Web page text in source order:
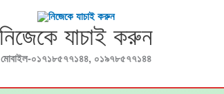
নিজেকে যাচাই করুন
মোবাইল-০১৭১৮৫৭৭১৪৪, ০১৯৭৮৫৭৭১৪৪